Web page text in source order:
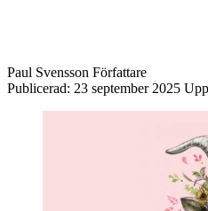
Paul Svensson Författare
Publicerad: 23 september 2025